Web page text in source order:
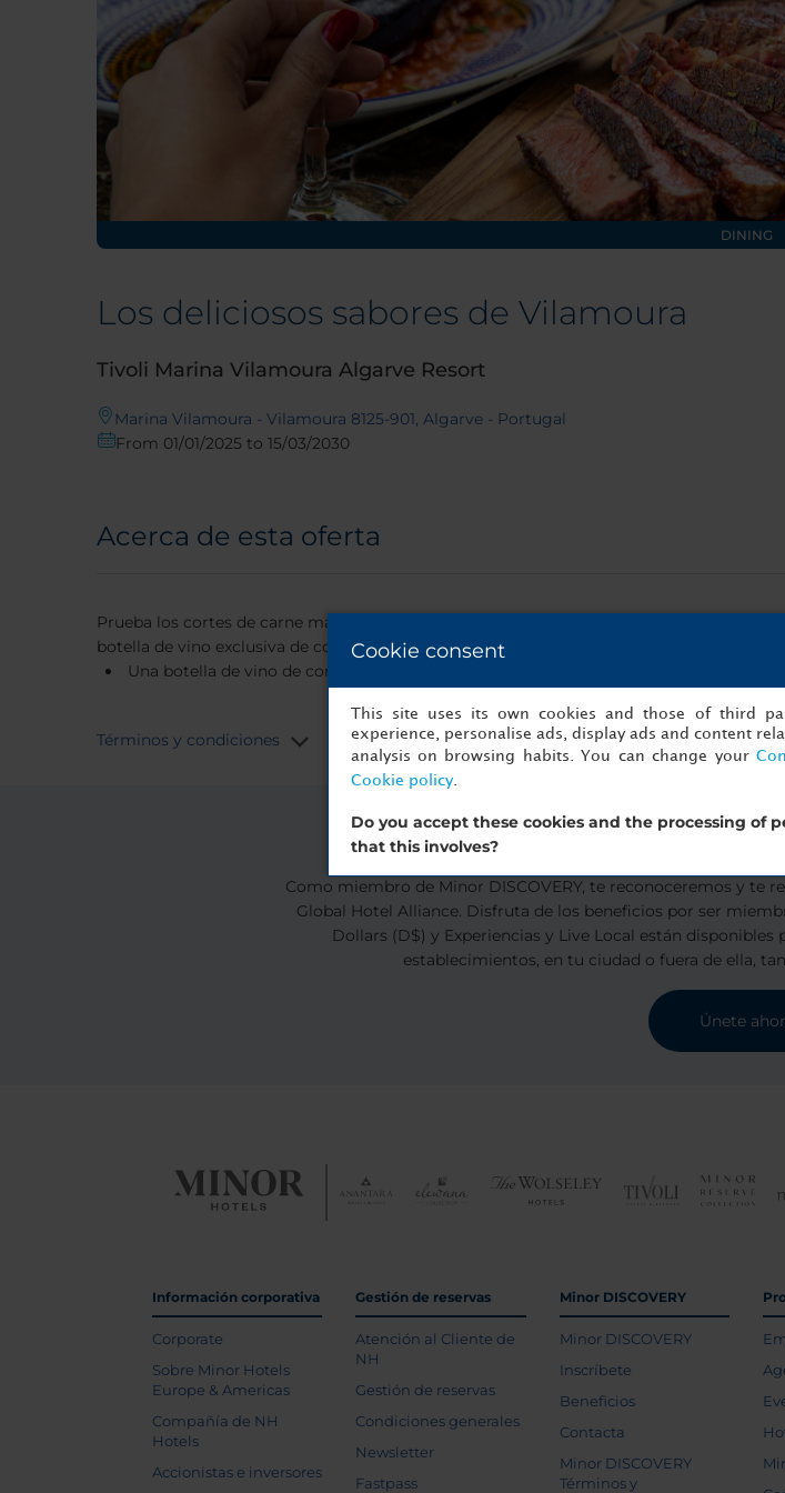
DINING
Los deliciosos sabores de Vilamoura
Tivoli Marina Vilamoura Algarve Resort
Marina Vilamoura - Vilamoura 8125-901, Algarve - Portugal
From 01/01/2025 to 15/03/2030
Acerca de esta oferta
Prueba los cortes de carne más selectos maridados con vinos espectaculares en
botella de vino exclusiva de cortesía si vas a comer a Pepper’s Steakhouse.
Una botella de vino de cortesía con las comidas en Pepper’s Steakhouse
Términos y condiciones
Únete a Minor
Como miembro de Minor DISCOVERY, te reconoceremos y te
Global Hotel Alliance. Disfruta de los beneficios por ser
Dollars (D$) y Experiencias y Live Local están
establecimientos, en tu ciudad o fuera de ella,
Únete
Información corporativa
Corporate
Sobre Minor Hotels
Europe & Americas
Compañía de NH
Hotels
Accionistas e inversores
Gestión de reservas
Atención al Cliente de
NH
Gestión de reservas
Condiciones generales
Newsletter
Fastpass
Minor DISCOVERY
Minor DISCOVERY
Inscríbete
Beneficios
Contacta
Minor DISCOVERY
Términos y
Cookie consent
This site uses its own cookies and those of third
experience, personalise ads, display ads and content
analysis on browsing habits. You can change your
Cookie policy.
Do you accept these cookies and the processing of
that this involves?